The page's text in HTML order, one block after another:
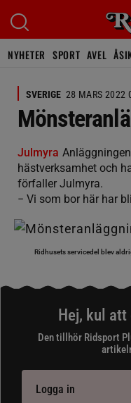
NYHETER SPORT AVEL
SVERIGE 28 MARS 2022
Julmyra
hästverksamhet och
förfaller Julmyra.
− Vi som bor här har
Ridhusets servicedel blev
Hej, kul
Den tillhör Ridsport
Logga in